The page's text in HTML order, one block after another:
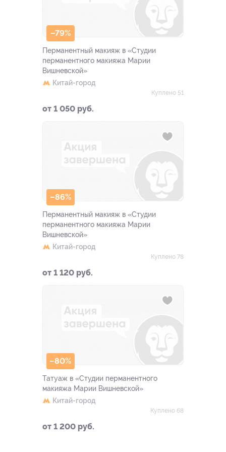
–79%
Перманентный макияж в «Студии
перманентного макияжа Марии
Вишневской»
Китай-город
от 1 050 руб.
Куплено 51
–86%
Перманентный макияж в «Студии
перманентного макияжа Марии
Вишневской»
Китай-город
от 1 120 руб.
Куплено 78
–80%
Татуаж в «Студии перманентного
макияжа Марии Вишневской»
Китай-город
от 1 200 руб.
Куплено 68